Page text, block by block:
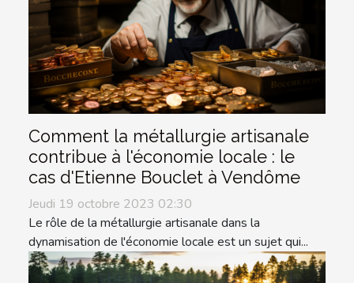
Comment la métallurgie artisanale
contribue à l'économie locale : le
cas d'Etienne Bouclet à Vendôme
Jeudi 19 octobre 2023 02:30
Le rôle de la métallurgie artisanale dans la
dynamisation de l'économie locale est un sujet qui...